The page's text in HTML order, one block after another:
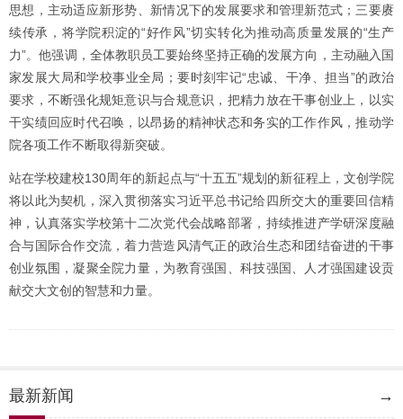
思想，主动适应新形势、新情况下的发展要求和管理新范式；三要赓
续传承，将学院积淀的“好作风”切实转化为推动高质量发展的“生产
力”。他强调，全体教职员工要始终坚持正确的发展方向，主动融入国
家发展大局和学校事业全局；要时刻牢记“忠诚、干净、担当”的政治
要求，不断强化规矩意识与合规意识，把精力放在干事创业上，以实
干实绩回应时代召唤，以昂扬的精神状态和务实的工作作风，推动学
院各项工作不断取得新突破。
站在学校建校130周年的新起点与“十五五”规划的新征程上，文创学院
将以此为契机，深入贯彻落实习近平总书记给四所交大的重要回信精
神，认真落实学校第十二次党代会战略部署，持续推进产学研深度融
合与国际合作交流，着力营造风清气正的政治生态和团结奋进的干事
创业氛围，凝聚全院力量，为教育强国、科技强国、人才强国建设贡
献交大文创的智慧和力量。
最新新闻 →